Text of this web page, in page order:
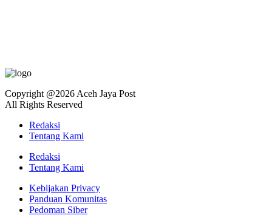
Copyright @2026 Aceh Jaya Post
All Rights Reserved
Redaksi
Tentang Kami
Redaksi
Tentang Kami
Kebijakan Privacy
Panduan Komunitas
Pedoman Siber